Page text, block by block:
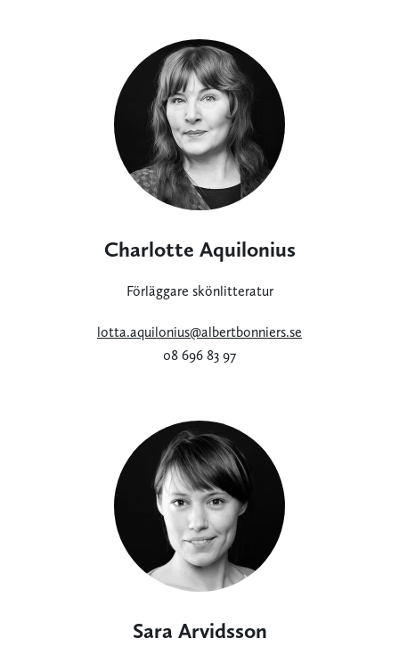
Charlotte Aquilonius
Förläggare skönlitteratur
lotta.aquilonius@albertbonniers.se
08 696 83 97
Sara Arvidsson